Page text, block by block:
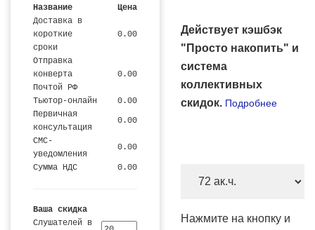
Название
Цена
Доставка в
короткие
сроки
0.00
Отправка
конверта
Почтой РФ
0.00
Тьютор-онлайн
0.00
Первичная
консультация
0.00
СМС-
уведомления
0.00
Сумма НДС 0.00
Ваша скидка
Слушателей в
Действует кэшбэк
"Просто накопить" и
система
коллективных
скидок. Подробнее
Нажмите на кнопку и